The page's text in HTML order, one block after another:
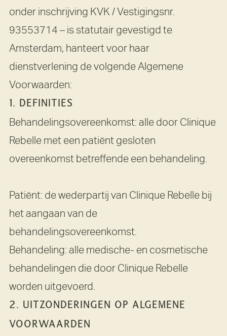
onder inschrijving KVK / Vestigingsnr.
93553714 – is statutair gevestigd te
Amsterdam, hanteert voor haar
dienstverlening de volgende Algemene
Voorwaarden:
1. DEFINITIES
Behandelingsovereenkomst: alle door Clinique
Rebelle met een patiënt gesloten
overeenkomst betreffende een behandeling.
Patiënt: de wederpartij van Clinique Rebelle bij
het aangaan van de
behandelingsovereenkomst.
Behandeling: alle medische- en cosmetische
behandelingen die door Clinique Rebelle
worden uitgevoerd.
2. UITZONDERINGEN OP ALGEMENE
VOORWAARDEN